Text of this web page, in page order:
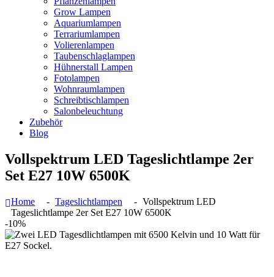
Grow Lampen
Aquariumlampen
Terrariumlampen
Volierenlampen
Taubenschlaglampen
Hühnerstall Lampen
Fotolampen
Wohnraumlampen
Schreibtischlampen
Salonbeleuchtung
Zubehör
Blog
Vollspektrum LED Tageslichtlampe 2er
Set E27 10W 6500K
Home Tageslichtlampen
Vollspektrum LED
Tageslichtlampe 2er Set E27 10W 6500K
-10%